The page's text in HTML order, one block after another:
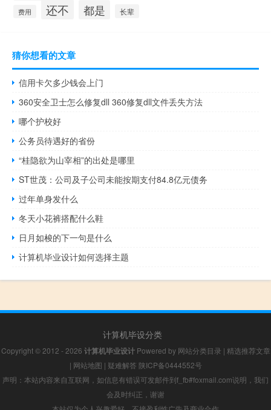
费用 还不 都是 长辈
猜你想看的文章
信用卡欠多少钱会上门
360安全卫士怎么修复dll 360修复dll文件丢失方法
哪个护校好
公务员待遇好的省份
“桂隐欲为山宰相”的出处是哪里
ST世茂：公司及子公司未能按期支付84.8亿元债务
过年单身发什么
冬天小花裤搭配什么鞋
日月如梭的下一句是什么
计算机毕业设计如何选择主题
计算机毕设分类
Copyright © 2012 - 2026 计算机毕业设计Powered by 网站分类目录 | 精选推荐文章
| 网站地图 | 疑难解答 陕ICP备0444552号
声明：本站内容来自互联网，如信息有错误可发邮件到f_fb#foxmail.com说明，我们
会及时纠正，谢谢